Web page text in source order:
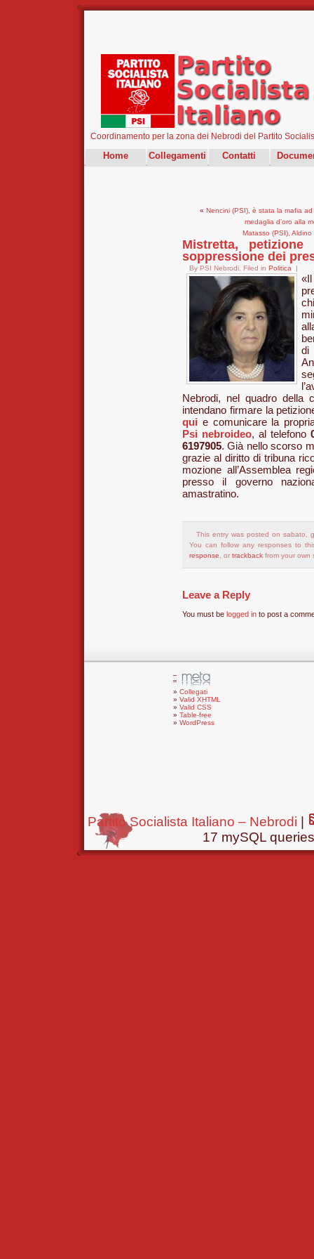
Coordinamento per la zona dei Nebrodi del Partito
Home Collegamenti Contatti
« Nencini (PSI), è stata la mafia
medaglia d’oro alla
Matasso (PSI),
Mistretta,
soppressione dei
By PSI Nebrodi. Filed in Politica |
di
Nebrodi, nel quadro della
intendano firmare la
qui e comunicare la
Psi nebroideo, al telefono
6197905. Già nello scorso
grazie al diritto di tribuna
mozione all’Assemblea
presso il governo
amastratino.
This entry was posted on sabato,
You can follow any responses to
response , or trackback from your own
Leave a Reply
You must be logged in to post a
Collegati
Valid XHTML
Valid CSS
Table-free
WordPress
Partito Socialista Italiano – Nebrodi
17 mySQL